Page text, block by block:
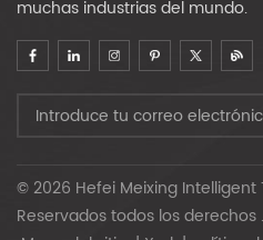
muchas industrias del mundo.
© 2026 Hefei Meixing Intelligent
Reservados todos los derechos .